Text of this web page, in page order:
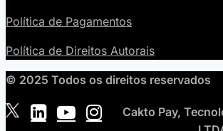
Política de Pagamentos
Política de Direitos Autorais
© 2025 Todos os direitos reservados
Cakto Pay,